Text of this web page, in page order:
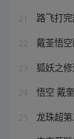
21 路飞打
22 戴荃悟
23 狐妖之
24 悟空 戴
25 龙珠超